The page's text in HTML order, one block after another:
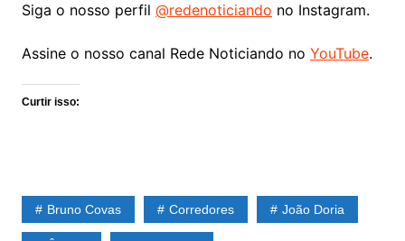
Siga o nosso perfil @redenoticiando no Instagram.
Assine o nosso canal Rede Noticiando no YouTube.
Curtir isso:
Bruno Covas Corredores João Doria